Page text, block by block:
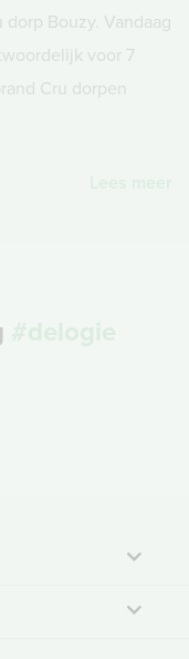
Bouzy. Vandaag
voor 7
Cru dorpen